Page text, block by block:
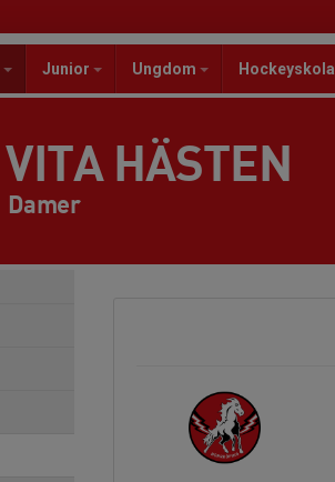
Junior Ungdom Hockeyskola
VITA HÄSTEN
Damer